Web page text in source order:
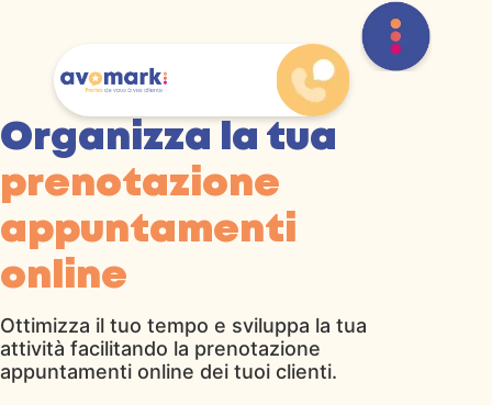
Organizza la tua
prenotazione
appuntamenti
online
Ottimizza il tuo tempo e sviluppa la tua
attività facilitando la prenotazione
appuntamenti online dei tuoi clienti.